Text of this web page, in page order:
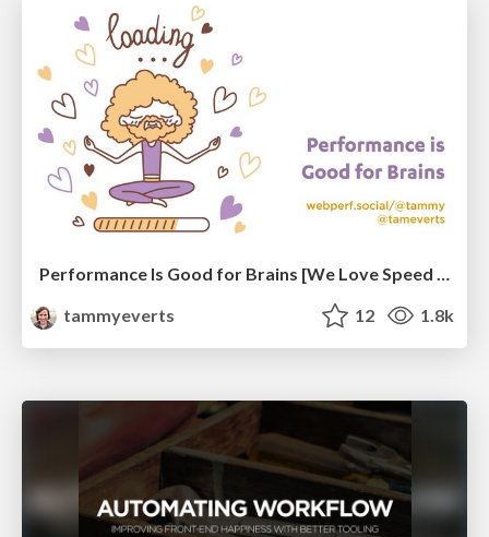
Performance Is Good for Brains [We Love Speed 2024]
tammyeverts
12 1.8k